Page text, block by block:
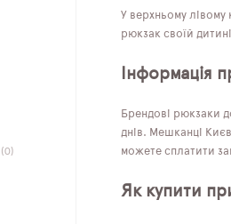
(0)
У верхньому
рюкзак своїй
Інформація
Брендові рюкзаки
днів. Мешканці
можете сплатити
Як купити